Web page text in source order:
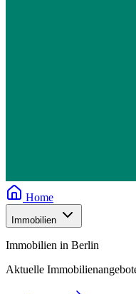
Home
Immobilien
Immobilien in Berlin
Aktuelle